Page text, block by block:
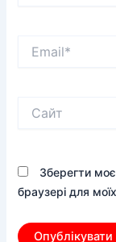
Зберегти
браузері для